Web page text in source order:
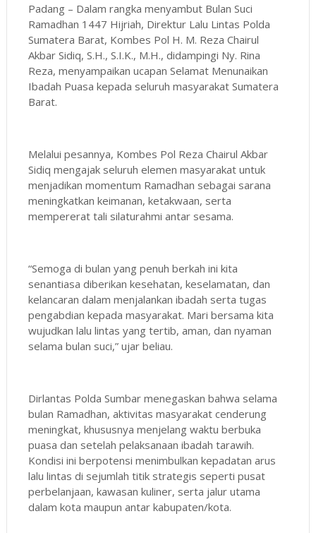
Padang – Dalam rangka menyambut Bulan Suci
Ramadhan 1447 Hijriah, Direktur Lalu Lintas Polda
Sumatera Barat, Kombes Pol H. M. Reza Chairul
Akbar Sidiq, S.H., S.I.K., M.H., didampingi Ny. Rina
Reza, menyampaikan ucapan Selamat Menunaikan
Ibadah Puasa kepada seluruh masyarakat Sumatera
Barat.
Melalui pesannya, Kombes Pol Reza Chairul Akbar
Sidiq mengajak seluruh elemen masyarakat untuk
menjadikan momentum Ramadhan sebagai sarana
meningkatkan keimanan, ketakwaan, serta
mempererat tali silaturahmi antar sesama.
“Semoga di bulan yang penuh berkah ini kita
senantiasa diberikan kesehatan, keselamatan, dan
kelancaran dalam menjalankan ibadah serta tugas
pengabdian kepada masyarakat. Mari bersama kita
wujudkan lalu lintas yang tertib, aman, dan nyaman
selama bulan suci,” ujar beliau.
Dirlantas Polda Sumbar menegaskan bahwa selama
bulan Ramadhan, aktivitas masyarakat cenderung
meningkat, khususnya menjelang waktu berbuka
puasa dan setelah pelaksanaan ibadah tarawih.
Kondisi ini berpotensi menimbulkan kepadatan arus
lalu lintas di sejumlah titik strategis seperti pusat
perbelanjaan, kawasan kuliner, serta jalur utama
dalam kota maupun antar kabupaten/kota.